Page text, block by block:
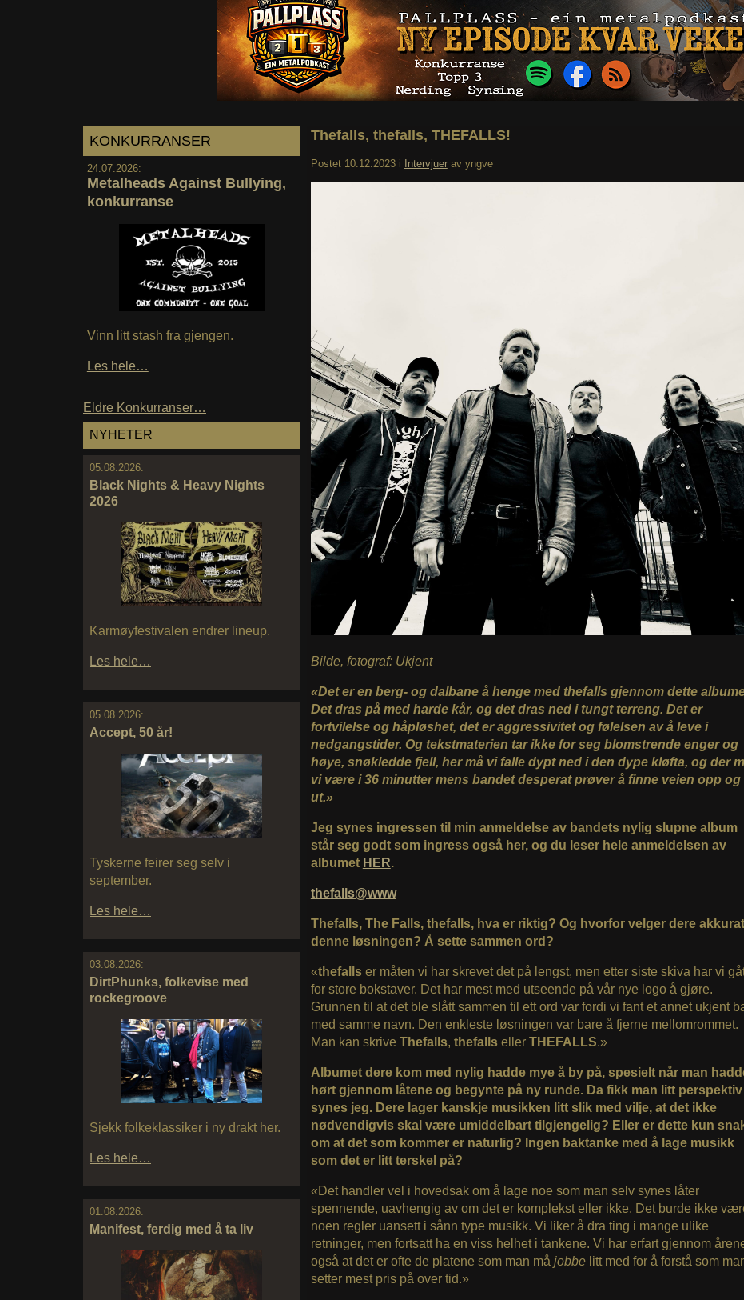
KONKURRANSER
24.07.2026:
Metalheads Against Bullying,
konkurranse
Vinn litt stash fra gjengen.
Les hele…
Eldre Konkurranser…
NYHETER
05.08.2026:
Black Nights & Heavy Nights
2026
Karmøyfestivalen endrer lineup.
Les hele…
05.08.2026:
Accept, 50 år!
Tyskerne feirer seg selv i
september.
Les hele…
03.08.2026:
DirtPhunks, folkevise med
rockegroove
Sjekk folkeklassiker i ny drakt her.
Les hele…
01.08.2026:
Manifest, ferdig med å ta liv
Thefalls, thefalls, THEFALLS!
Postet 10.12.2023 i Intervjuer av yngve
Bilde, fotograf: Ukjent
«Det er en berg- og dalbane å henge med thefalls gjennom dette
Det dras på med harde kår, og det dras ned i tungt terreng. Det er
fortvilelse og håpløshet, det er aggressivitet og følelsen av å leve i
nedgangstider. Og tekstmaterien tar ikke for seg blomstrende enger og
høye, snøkledde fjell, her må vi falle dypt ned i den dype kløfta, og der
vi være i 36 minutter mens bandet desperat prøver å finne veien opp og
ut.»
Jeg synes ingressen til min anmeldelse av bandets nylig slupne album
står seg godt som ingress også her, og du leser hele anmeldelsen av
albumet HER.
thefalls@www
Thefalls, The Falls, thefalls, hva er riktig? Og hvorfor velger dere akkurat
denne løsningen? Å sette sammen ord?
«thefalls er måten vi har skrevet det på lengst, men etter siste skiva har vi
for store bokstaver. Det har mest med utseende på vår nye logo å gjøre.
Grunnen til at det ble slått sammen til ett ord var fordi vi fant et annet ukjent
med samme navn. Den enkleste løsningen var bare å fjerne mellomrommet.
Man kan skrive Thefalls, thefalls eller THEFALLS.»
Albumet dere kom med nylig hadde mye å by på, spesielt når man
hørt gjennom låtene og begynte på ny runde. Da fikk man litt perspektiv
synes jeg. Dere lager kanskje musikken litt slik med vilje, at det ikke
nødvendigvis skal være umiddelbart tilgjengelig? Eller er dette kun
om at det som kommer er naturlig? Ingen baktanke med å lage musikk
som det er litt terskel på?
«Det handler vel i hovedsak om å lage noe som man selv synes låter
spennende, uavhengig av om det er komplekst eller ikke. Det burde ikke
noen regler uansett i sånn type musikk. Vi liker å dra ting i mange ulike
retninger, men fortsatt ha en viss helhet i tankene. Vi har erfart gjennom
også at det er ofte de platene som man må jobbe litt med for å forstå som
setter mest pris på over tid.»